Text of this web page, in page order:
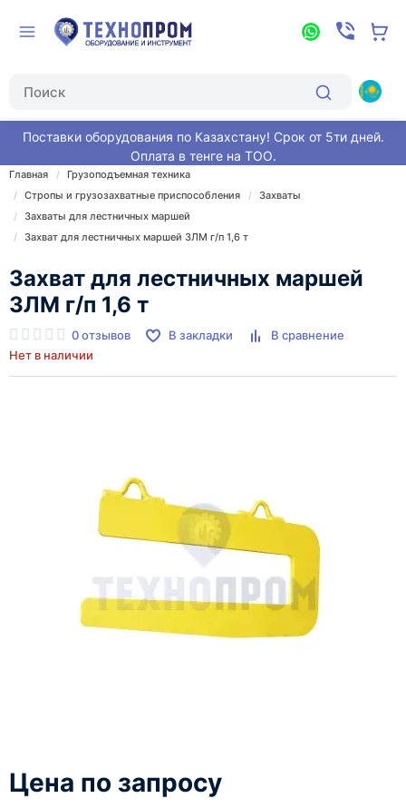
Поставки оборудования по Казахстану! Срок от 5ти дней.
Оплата в тенге на ТОО.
Главная
Грузоподъемная техника
Стропы и грузозахватные приспособления
Захваты
Захваты для лестничных маршей
Захват для лестничных маршей ЗЛМ г/п 1,6 т
Захват для лестничных маршей
ЗЛМ г/п 1,6 т
0 отзывов В закладки
В сравнение
Нет в наличии
Цена по запросу